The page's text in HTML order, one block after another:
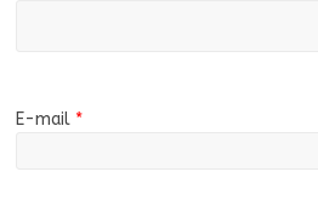
E-mail *